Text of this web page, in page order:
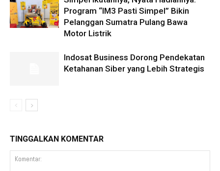
Program “IM3 Pasti Simpel” Bikin
Pelanggan Sumatra Pulang Bawa
Motor Listrik
Indosat Business Dorong Pendekatan
Ketahanan Siber yang Lebih Strategis
TINGGALKAN KOMENTAR